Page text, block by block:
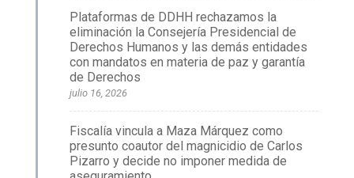
Plataformas de DDHH rechazamos la
eliminación la Consejería Presidencial de
Derechos Humanos y las demás entidades
con mandatos en materia de paz y garantía
de Derechos
julio 16, 2026
Fiscalía vincula a Maza Márquez como
presunto coautor del magnicidio de Carlos
Pizarro y decide no imponer medida de